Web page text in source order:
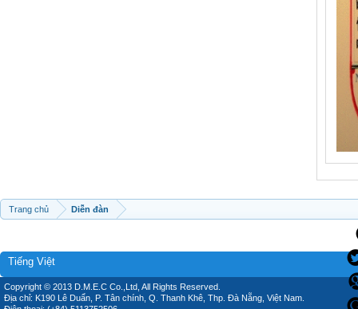
Trang chủ Diễn đàn
Tiếng Việt
Copyright © 2013 D.M.E.C Co.,Ltd, All Rights Reserved.
Địa chỉ: K190 Lê Duẩn, P. Tân chính, Q. Thanh Khê, Thp. Đà Nẵng, Việt Nam.